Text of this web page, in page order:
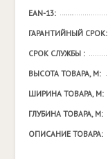
EAN-13:
ГАРАНТИЙНЫЙ СРОК:
СРОК СЛУЖБЫ :
ВЫСОТА ТОВАРА, М:
ШИРИНА ТОВАРА, М:
ГЛУБИНА ТОВАРА, М:
ОПИСАНИЕ ТОВАРА: